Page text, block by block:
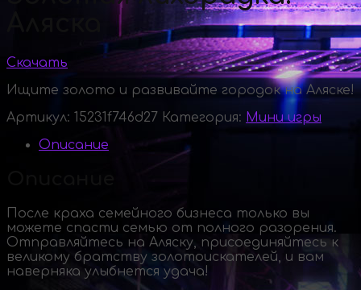
Скачать
Ищите золото и развивайте городок на Аляске!
Артикул: 15231f746d27 Категория: Мини игры
Описание
После краха семейного бизнеса только вы
можете спасти семью от полного разорения.
Отправляйтесь на Аляску, присоединяйтесь к
великому братству золотоискателей, и вам
наверняка улыбнется удача!